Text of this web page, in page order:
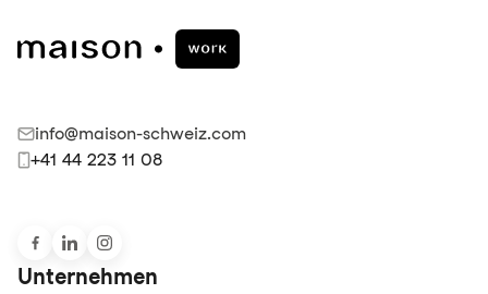
info@maison-schweiz.com
+41 44 223 11 08
Unternehmen